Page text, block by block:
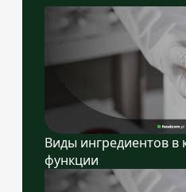
Виды ингредиентов в
функции